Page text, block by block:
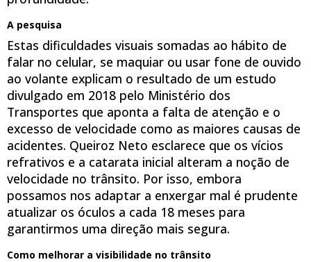
A pesquisa
Estas dificuldades visuais somadas ao hábito de
falar no celular, se maquiar ou usar fone de ouvido
ao volante explicam o resultado de um estudo
divulgado em 2018 pelo Ministério dos
Transportes que aponta a falta de atenção e o
excesso de velocidade como as maiores causas de
acidentes. Queiroz Neto esclarece que os vícios
refrativos e a catarata inicial alteram a noção de
velocidade no trânsito. Por isso, embora
possamos nos adaptar a enxergar mal é prudente
atualizar os óculos a cada 18 meses para
garantirmos uma direção mais segura.
Como melhorar a visibilidade no trânsito